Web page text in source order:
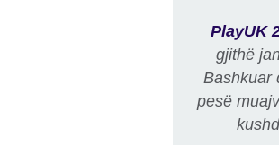
PlayUK
gjithë
Bashkuar
pesë